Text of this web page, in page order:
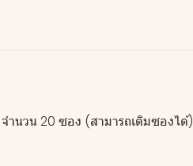
ำนวน 20 ซอง (สามารถเติมซองได้)